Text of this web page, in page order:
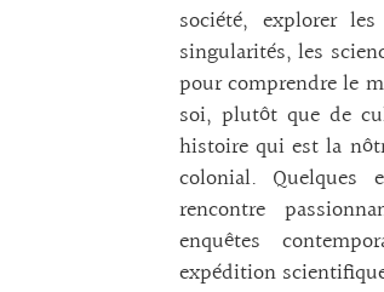
société, explorer
singularités, les
pour comprendre le
soi, plutôt que de
histoire qui est la
colonial. Quelques
rencontre
enquêtes
expédition